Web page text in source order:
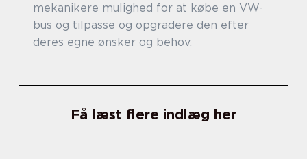
mekanikere mulighed for at købe en VW-
bus og tilpasse og opgradere den efter
deres egne ønsker og behov.
Få læst flere indlæg her